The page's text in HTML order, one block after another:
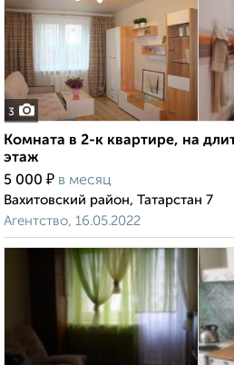
3
Комната в 2-к квартире, на
этаж
5 000 ₽ в месяц
Вахитовский район, Татарстан 7
Агентство, 16.05.2022